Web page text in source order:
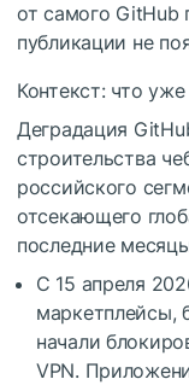
от самого GitHub
публикации не
Контекст: что
Деградация
строительства
российского
отсекающего
последние
С 15 апреля
начали
VPN.